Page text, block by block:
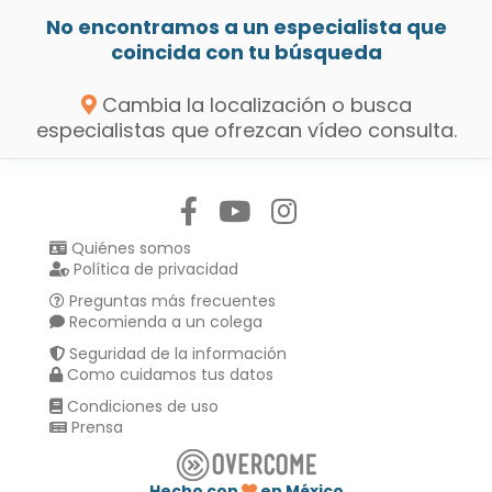
No encontramos a un especialista que
coincida con tu búsqueda
Cambia la localización o busca
especialistas que ofrezcan vídeo consulta.
Quiénes somos
Política de privacidad
Preguntas más frecuentes
Recomienda a un colega
Seguridad de la información
Como cuidamos tus datos
Condiciones de uso
Prensa